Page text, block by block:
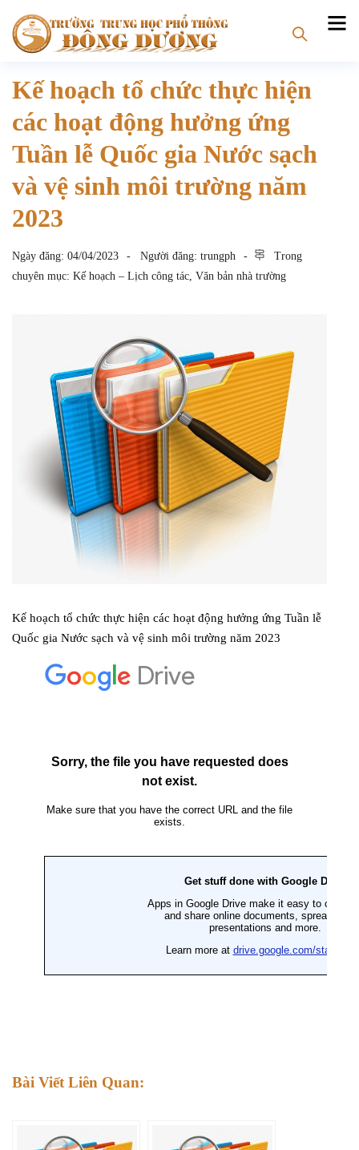
Kế hoạch tổ chức thực hiện
các hoạt động hưởng ứng
Tuần lễ Quốc gia Nước sạch
và vệ sinh môi trường năm
2023
Ngày đăng: 04/04/2023 Người đăng: trungph
Trong
chuyên mục: Kế hoạch – Lịch công tác, Văn bản nhà trường
Kế hoạch tổ chức thực hiện các hoạt động hưởng ứng Tuần lễ
Quốc gia Nước sạch và vệ sinh môi trường năm 2023
Bài Viết Liên Quan: